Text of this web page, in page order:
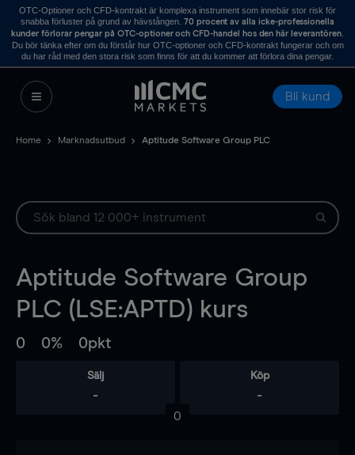
OTC-Optioner och CFD-kontrakt är komplexa instrument som innebär stor risk för
snabba förluster på grund av hävstången. 70 procent av alla icke-professionella
kunder förlorar pengar på OTC-optioner och CFD-handel hos den här leverantören.
Du bör tänka efter om du förstår hur OTC-optioner och CFD-kontrakt fungerar och om
du har råd med den stora risk som finns för att du kommer att förlora dina pengar.
Bli kund
Home Marknadsutbud Aptitude Software Group PLC
Aptitude Software Group
PLC (LSE:APTD) kurs
0 0% 0pkt
Sälj
-
Köp
-
0